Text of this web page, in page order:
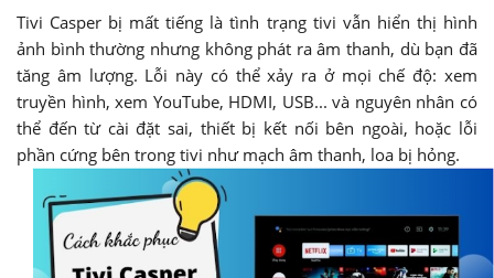
Tivi Casper bị mất tiếng là tình trạng tivi vẫn hiển thị hình
ảnh bình thường nhưng không phát ra âm thanh, dù bạn đã
tăng âm lượng. Lỗi này có thể xảy ra ở mọi chế độ: xem
truyền hình, xem YouTube, HDMI, USB... và nguyên nhân có
thể đến từ cài đặt sai, thiết bị kết nối bên ngoài, hoặc lỗi
phần cứng bên trong tivi như mạch âm thanh, loa bị hỏng.